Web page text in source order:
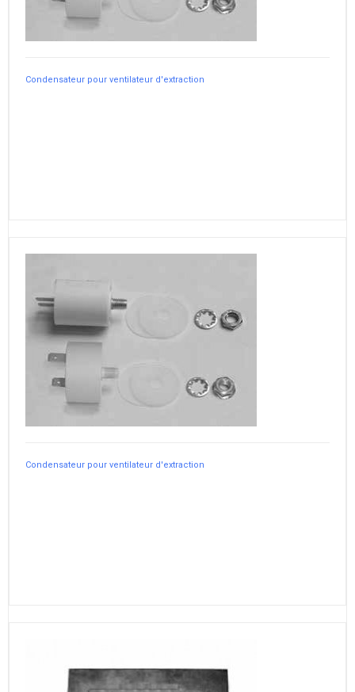
Condensateur pour ventilateur d'extraction
Condensateur pour ventilateur d'extraction